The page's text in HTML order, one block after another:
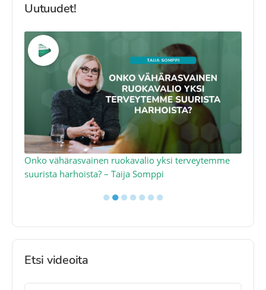
Uutuudet!
Onko vähärasvainen ruokavalio yksi terveytemme
suurista harhoista? – Taija Somppi
●●●●●●●
Etsi videoita